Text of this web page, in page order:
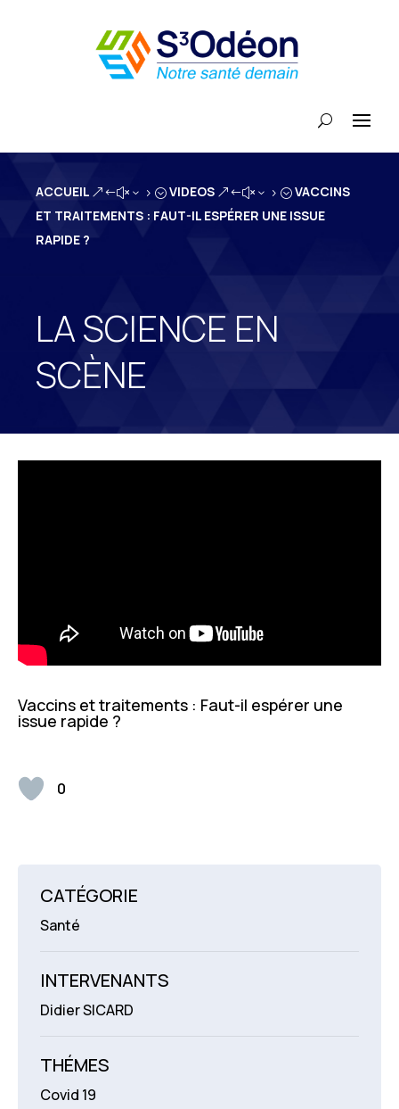
ACCUEIL &#x35; VIDEOS &#x35; VACCINS
ET TRAITEMENTS : FAUT-IL ESPÉRER UNE ISSUE
RAPIDE ?
LA SCIENCE EN
SCÈNE
Vaccins et traitements : Faut-il espérer une
issue rapide ?
0
CATÉGORIE
Santé
INTERVENANTS
Didier SICARD
THÉMES
Covid 19